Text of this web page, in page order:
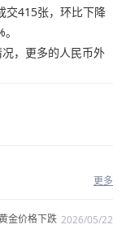
交415张，环比下降
，更多的人民币外
更多
金价格下跌 2026/05/22